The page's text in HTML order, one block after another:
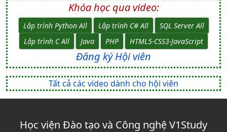
Khóa học qua video:
Lập trình Python All Lập trình C# All
SQL Server All
Lập trình C All
Java PHP HTML5-CSS3-JavaScript
Đăng ký Hội viên
Tất cả các video dành cho hội viên
Học viện Đào tạo và Công nghệ V1Study